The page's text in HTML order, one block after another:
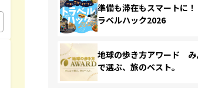
準備も滞在もスマートに
ラベルハック2026
地球の歩き方アワード み
で選ぶ、旅のベスト。